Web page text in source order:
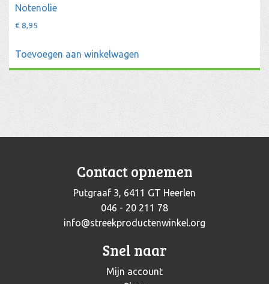
Notenolie
€8,95
Toevoegen aan winkelwagen
Contact opnemen
Putgraaf 3, 6411 GT Heerlen
046 - 20 211 78
info@streekproductenwinkel.org
Snel naar
Mijn account